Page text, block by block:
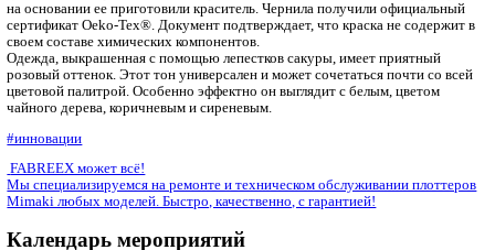
биологические красители для тканей. Например, одна из
бренда выкрашена лепестками сакуры.
Чтобы создать текстильные чернила, технологи компании
отправились на одну из японских чайных плантаций, которая
близ города Нагоя. Там они собрали опавшие цветки вишни,
дальнейшем сырье замочили, обработали, сделали из него
на основании ее приготовили краситель. Чернила получили
своем составе химических компонентов.